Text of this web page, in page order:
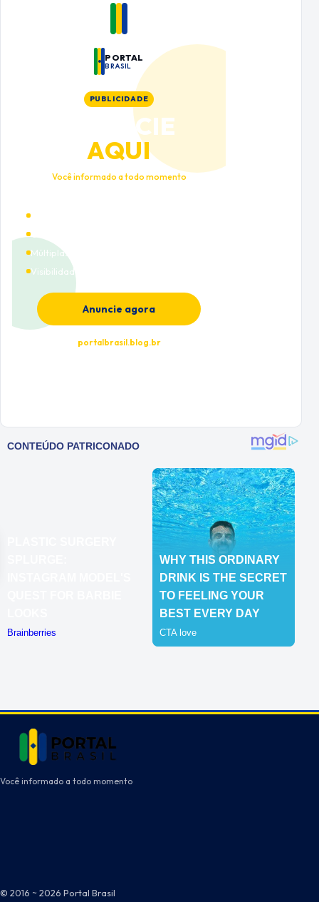
PORTAL
BRASIL
PUBLICIDADE
ANUNCIE
AQUI
Você informado a todo momento
Múltiplas categorias
Visibilidade premium
Anuncie agora
portalbrasil.blog.br
Você informado a todo momento
© 2016 ~ 2026 Portal Brasil